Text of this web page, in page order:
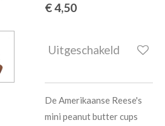
€ 4,50
Uitgeschakeld
De Amerikaanse Reese's
mini peanut butter cups